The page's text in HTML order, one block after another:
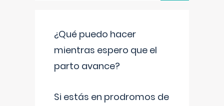
¿Qué puedo hacer
mientras espero que el
parto avance?
Si estás en prodromos de